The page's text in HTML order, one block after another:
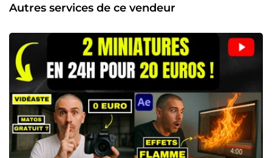
Autres services de ce vendeur